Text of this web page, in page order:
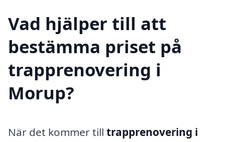
Vad hjälper till att
bestämma priset på
trapprenovering i
Morup?
När det kommer till trapprenovering i